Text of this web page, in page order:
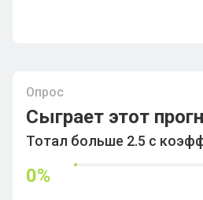
Опрос
Сыграет этот
Тотал больше 2.5 с
0%